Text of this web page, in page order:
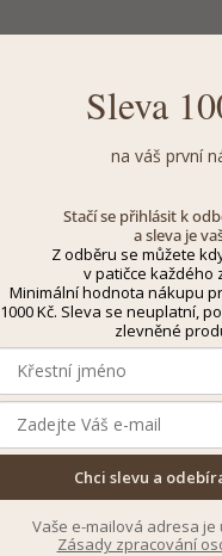
Sleva
na váš první
Stačí se přihlásit k
a sleva je
Z odběru se můžete
v patičce každého
Minimální hodnota nákupu
1000 Kč. Sleva se neuplatní,
zlevněné
Chci slevu a
Vaše e-mailová adresa je
Zásady zpracování